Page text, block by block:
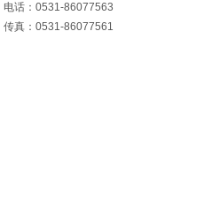
电话：0531-86077563
传真：0531-86077561